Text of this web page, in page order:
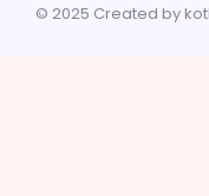
© 2025 Created by